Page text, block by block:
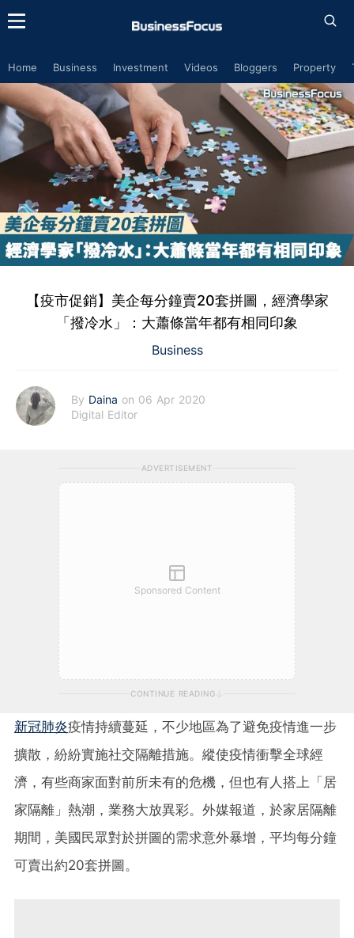
Home Business Investment Videos Bloggers Property
【疫市促銷】美企每分鐘賣20套拼圖，經濟學家
「撥冷水」：大蕭條當年都有相同印象
Business
By Daina on 06 Apr 2020
Digital Editor
ADVERTISEMENT
Sponsored Content
CONTINUE READING
新冠肺炎疫情持續蔓延，不少地區為了避免疫情進一步
擴散，紛紛實施社交隔離措施。縱使疫情衝擊全球經
濟，有些商家面對前所未有的危機，但也有人搭上「居
家隔離」熱潮，業務大放異彩。外媒報道，於家居隔離
期間，美國民眾對於拼圖的需求意外暴增，平均每分鐘
可賣出約20套拼圖。